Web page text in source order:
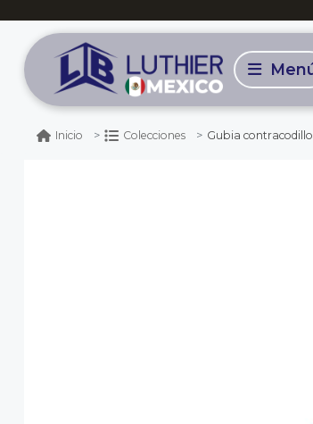
Inicio Colecciones Gubia